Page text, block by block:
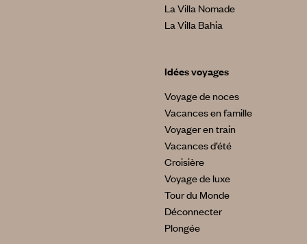
La Villa Nomade
La Villa Bahia
Idées voyages
Voyage de noces
Vacances en famille
Voyager en train
Vacances d’été
Croisière
Voyage de luxe
Tour du Monde
Déconnecter
Plongée